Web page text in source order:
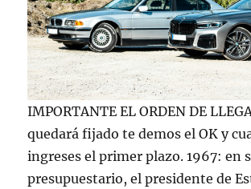
IMPORTANTE EL ORDEN DE
quedará fijado te demos el OK y
ingreses el primer plazo. 1967: en
presupuestario, el presidente de